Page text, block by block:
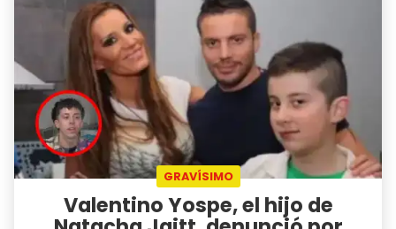
GRAVÍSIMO
Valentino Yospe, el hijo de